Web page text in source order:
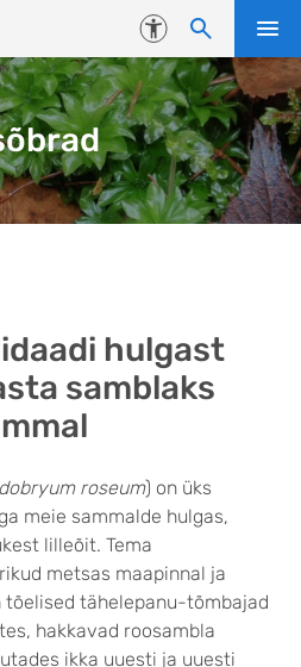
Juurdepääsetavus
hulgast
samblaks
roseum) on üks
meie sammalde hulgas,
lilleõit. Tema
metsas maapinnal ja
tõelised tähelepanu-tõmbajad
hakkavad roosambla
ikka uuesti ja uuesti